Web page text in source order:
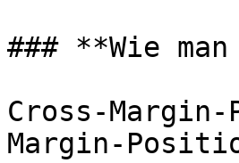
### **Wie
Cross-
Margin-